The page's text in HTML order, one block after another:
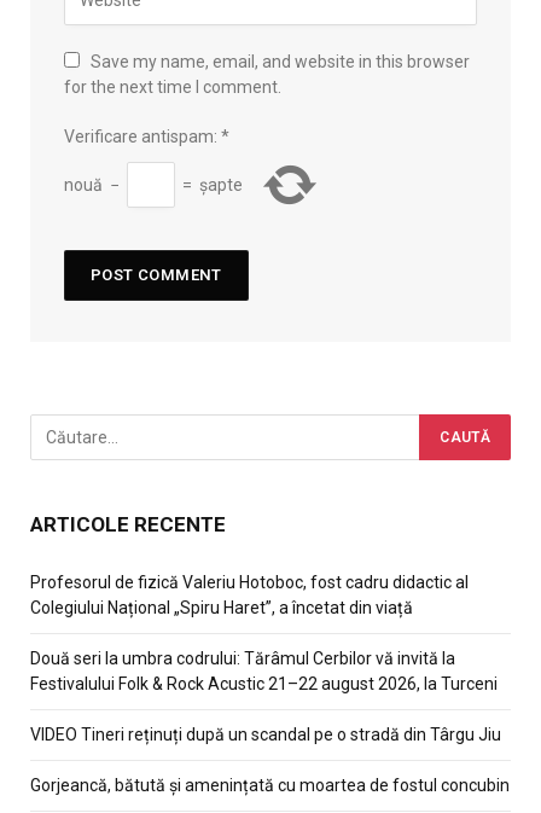
Save my name, email, and website in this browser
for the next time I comment.
Verificare antispam: *
nouă − = șapte
ARTICOLE RECENTE
Profesorul de fizică Valeriu Hotoboc, fost cadru didactic al
Colegiului Național „Spiru Haret”, a încetat din viață
Două seri la umbra codrului: Tărâmul Cerbilor vă invită la
Festivalului Folk & Rock Acustic 21–22 august 2026, la Turceni
VIDEO Tineri reținuți după un scandal pe o stradă din Târgu Jiu
Gorjeancă, bătută și amenințată cu moartea de fostul concubin